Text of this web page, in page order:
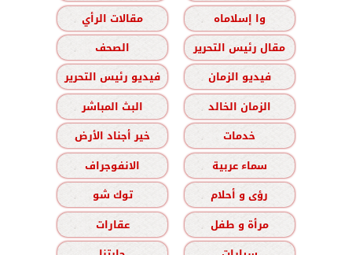
وا إسلاماه
مقالات الرأي
مقال رئيس التحرير
الصحف
فيديو الزمان
فيديو رئيس التحرير
الزمان الخالد
البث المباشر
خدمات
خير أجناد الأرض
سماء عربية
الانفوجراف
رؤى و أحلام
توك شو
مرأة و طفل
عقارات